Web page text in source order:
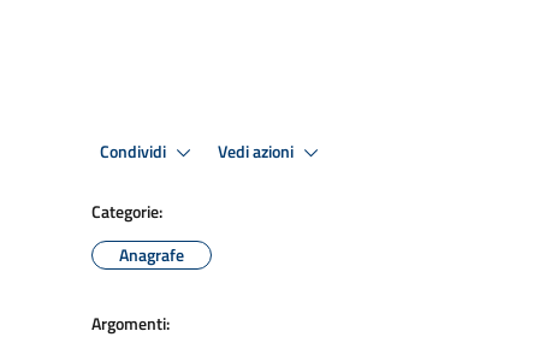
Condividi Vedi azioni
Categorie:
Anagrafe
Argomenti: